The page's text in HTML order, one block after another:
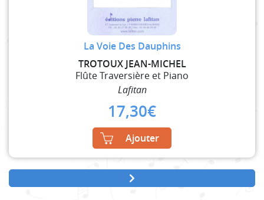
La Voie Des Dauphins
TROTOUX JEAN-MICHEL
Flûte Traversière et Piano
Lafitan
17,30€
Ajouter